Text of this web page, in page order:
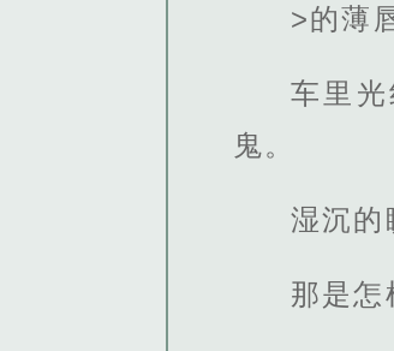
>的薄
车里
鬼。
湿沉的
那是怎